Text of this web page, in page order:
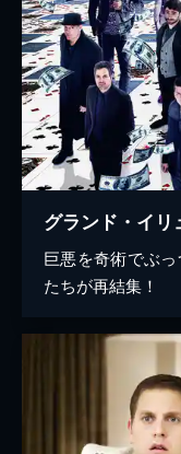
グランド・イリ
巨悪を奇術でぶ
たちが再結集！